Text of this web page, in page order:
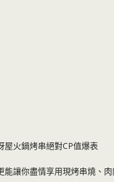
火鍋烤串絕對CP值爆表
讓你盡情享用現烤串燒、